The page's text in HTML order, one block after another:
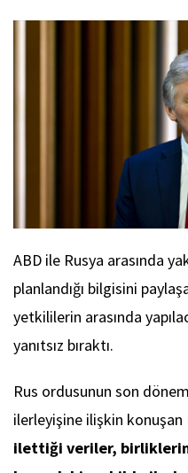
ABD ile Rusya arasında
planlandığı bilgisini
yetkililerin arasında
yanıtsız bıraktı.
Rus ordusunun son
ilerleyişine ilişkin konuşan
ilettiği veriler,